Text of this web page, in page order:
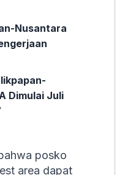
Nusantara
Dimulai Juli
posko
area dapat